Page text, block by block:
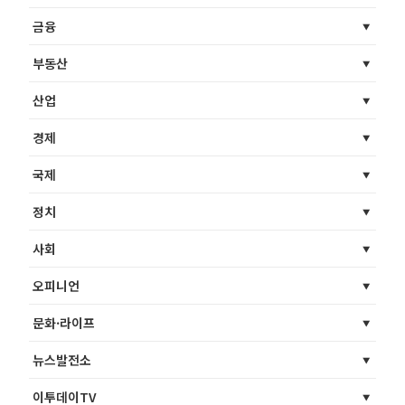
금융
부동산
산업
경제
국제
정치
사회
오피니언
문화·라이프
뉴스발전소
이투데이TV